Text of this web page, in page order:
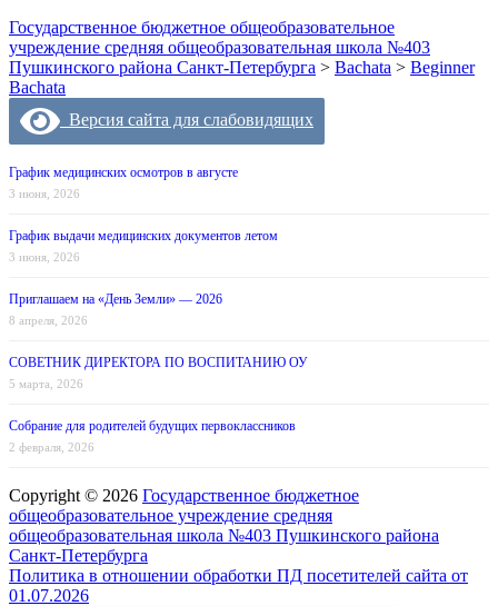
Государственное бюджетное общеобразовательное
учреждение средняя общеобразовательная школа №403
Пушкинского района Санкт-Петербурга > Bachata > Beginner
Bachata
Версия сайта для слабовидящих
График медицинских осмотров в августе
3 июня, 2026
График выдачи медицинских документов летом
3 июня, 2026
Приглашаем на «День Земли» — 2026
8 апреля, 2026
СОВЕТНИК ДИРЕКТОРА ПО ВОСПИТАНИЮ ОУ
5 марта, 2026
Собрание для родителей будущих первоклассников
2 февраля, 2026
Copyright © 2026 Государственное бюджетное
общеобразовательное учреждение средняя
общеобразовательная школа №403 Пушкинского района
Санкт-Петербурга
Политика в отношении обработки ПД посетителей сайта от
01.07.2026